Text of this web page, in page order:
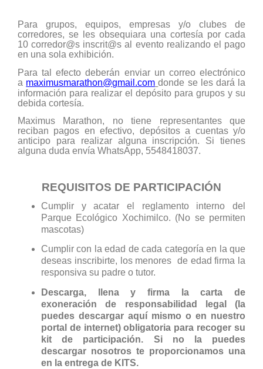
Para grupos, equipos, empresas y/o clubes de
corredores, se les obsequiara una cortesía por cada
10 corredor@s inscrit@s al evento realizando el pago
en una sola exhibición.
Para tal efecto deberán enviar un correo electrónico
a maximusmarathon@gmail.com donde se les dará la
información para realizar el depósito para grupos y su
debida cortesía.
Maximus Marathon, no tiene representantes que
reciban pagos en efectivo, depósitos a cuentas y/o
anticipo para realizar alguna inscripción. Si tienes
alguna duda envía WhatsApp, 5548418037.
REQUISITOS DE PARTICIPACIÓN
Cumplir y acatar el reglamento interno del
Parque Ecológico Xochimilco. (No se permiten
mascotas)
Cumplir con la edad de cada categoría en la que
deseas inscribirte, los menores de edad firma la
responsiva su padre o tutor.
Descarga, llena y firma la carta de
exoneración de responsabilidad legal (la
puedes descargar aquí mismo o en nuestro
portal de internet) obligatoria para recoger su
kit de participación. Si no la puedes
descargar nosotros te proporcionamos una
en la entrega de KITS.